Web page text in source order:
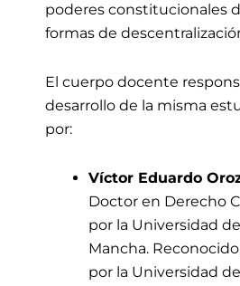
poderes constitucionales
formas de
El cuerpo docente
desarrollo de la misma
por:
Víctor Eduardo
Doctor en Derecho
por la Universidad
Mancha.
por la Universidad de